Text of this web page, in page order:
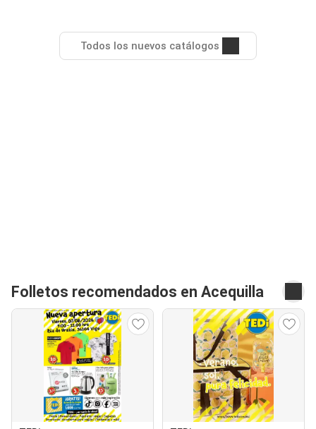
Todos los nuevos catálogos
Folletos recomendados en Acequilla